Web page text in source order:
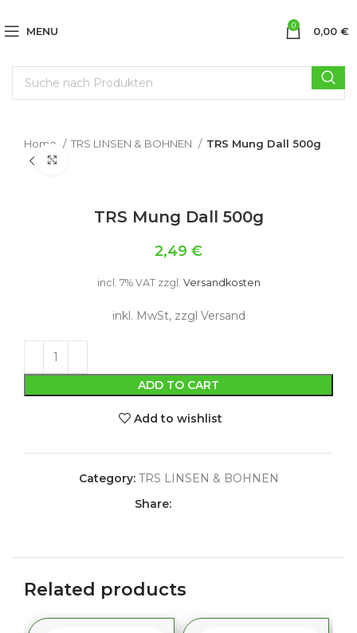
MENU 0 0,00 €
Home TRS LINSEN & BOHNEN TRS Mung Dall 500g
TRS Mung Dall 500g
2,49 €
incl. 7% VAT zzgl. Versandkosten
inkl. MwSt, zzgl Versand
ADD TO CART
Add to wishlist
Category: TRS LINSEN & BOHNEN
Share:
Related products